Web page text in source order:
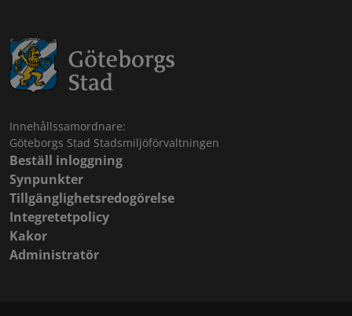
Innehållssamordnare:
Göteborgs Stad Stadsmiljöförvaltningen
Beställ inloggning
Synpunkter
Tillgänglighetsredogörelse
Integretetpolicy
Kakor
Administratör